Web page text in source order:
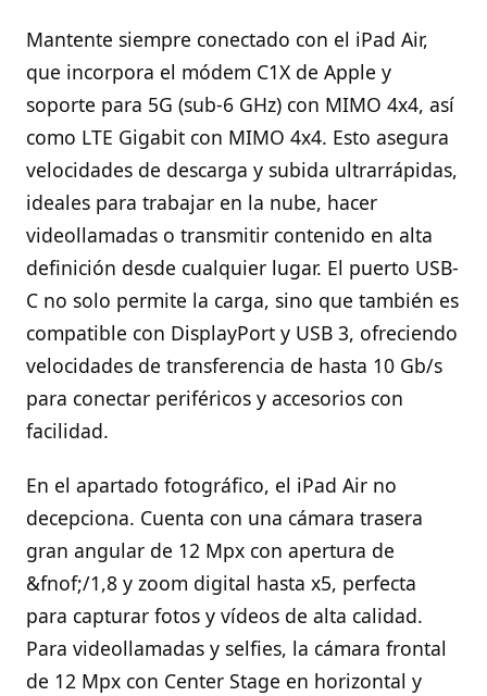
Mantente siempre conectado con el iPad Air,
que incorpora el módem C1X de Apple y
soporte para 5G (sub-6 GHz) con MIMO 4x4, así
como LTE Gigabit con MIMO 4x4. Esto asegura
velocidades de descarga y subida ultrarrápidas,
ideales para trabajar en la nube, hacer
videollamadas o transmitir contenido en alta
definición desde cualquier lugar. El puerto USB-
C no solo permite la carga, sino que también es
compatible con DisplayPort y USB 3, ofreciendo
velocidades de transferencia de hasta 10 Gb/s
para conectar periféricos y accesorios con
facilidad.
En el apartado fotográfico, el iPad Air no
decepciona. Cuenta con una cámara trasera
gran angular de 12 Mpx con apertura de
&fnof;/1,8 y zoom digital hasta x5, perfecta
para capturar fotos y vídeos de alta calidad.
Para videollamadas y selfies, la cámara frontal
de 12 Mpx con Center Stage en horizontal y